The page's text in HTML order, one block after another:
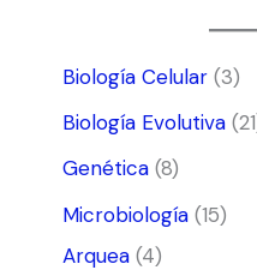
Biología Celular(3)
Biología Evolutiva
Genética(8)
Microbiología(15)
Arquea(4)